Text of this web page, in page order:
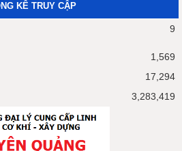
KÊ TRUY CẬP
9
1,569
17,294
3,283,419